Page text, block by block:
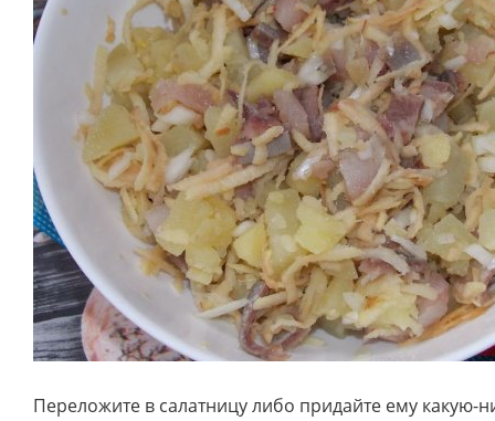
Переложите в салатницу либо придайте ему какую-